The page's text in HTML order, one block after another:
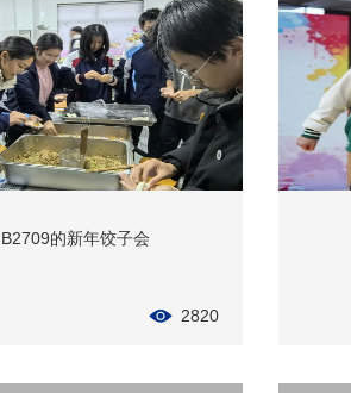
B2709的新年饺子会
2820